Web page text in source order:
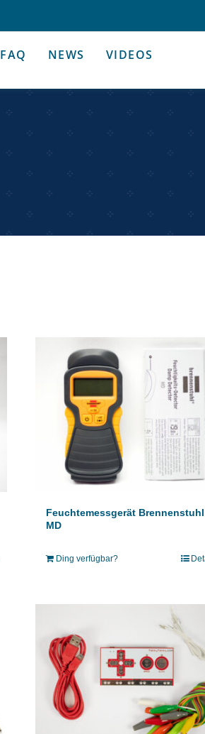
Medien &
FAQ NEWS VIDEOS
Feuchtemessgerät Brennenstuhl
MD
Ding verfügbar?